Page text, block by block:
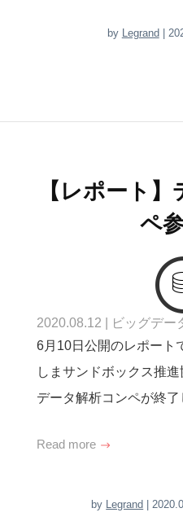
by Legrand |
【レポート
ペ
2020.08.12
ビッグデー
6月10日公開のレポート
しまサンドボックス推
データ解析コンペが終了
Read more
by Legrand |